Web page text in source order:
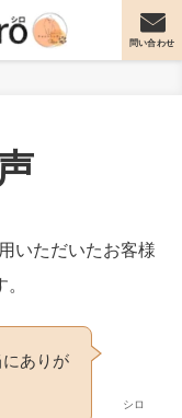
問い合わせ
いただいたお客様
シロ
ありが